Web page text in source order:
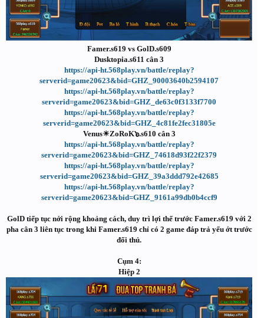
Famer.s619 vs GolD.s609
Dusktopia.s611 cân 3
https://api-ht.568play.vn/battle/replay?
serverid=game20623&bid=GHZ_90003640b2594107
https://api-ht.568play.vn/battle/replay?
serverid=game20623&bid=GHZ_de63c0f3133f7700
https://api-ht.568play.vn/battle/replay?
serverid=game20623&bid=GHZ_4c81fe2fec31805e
Venus☀ZoRoK๖.s610 cân 3
https://api-ht.568play.vn/battle/replay?
serverid=game20623&bid=GHZ_74618d93f22f2379
https://api-ht.568play.vn/battle/replay?
serverid=game20623&bid=GHZ_39a3ddd792e42685
https://api-ht.568play.vn/battle/replay?
serverid=game20623&bid=GHZ_9161a99db0b4ccf9
GolD tiếp tục nới rộng khoảng cách, duy trì lợi thế trước Famer.s619 với 2
pha cân 3 liên tục trong khi Famer.s619 chỉ có 2 game đáp trả yếu ớt trước
đối thủ.
Cụm 4:
Hiệp 2